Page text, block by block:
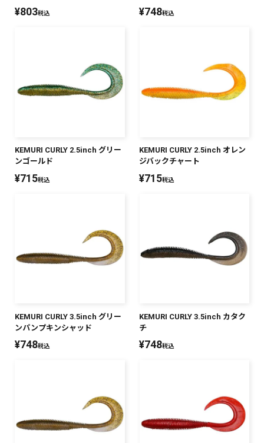
¥803税込 ¥748税込
KEMURI CURLY 2.5inch グリー
ンゴールド
¥715税込
KEMURI CURLY 2.5inch オレン
ジバックチャート
¥715税込
KEMURI CURLY 3.5inch グリー
ンパンプキンシャッド
¥748税込
KEMURI CURLY 3.5inch カタク
チ
¥748税込